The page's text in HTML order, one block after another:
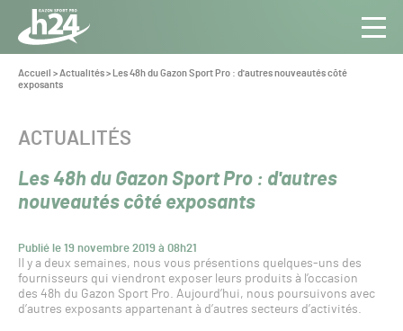
Panneau de gestion des cookies
Aller au contenu
Toute
l’info
du Gazon
Vous
êtes
Accueil >Actualités>
Les 48h du Gazon Sport Pro : d'autres nouveautés côté
exposants
Les 48h du Gazon Sport Pro : d'autres
nouveautés côté exposants
Publié le 19 novembre 2019 à 08h21
CATÉGORIE :
ACTUALITÉS
Il y a deux semaines, nous vous présentions quelques-uns des
fournisseurs qui viendront exposer leurs produits à l’occasion
des 48h du Gazon Sport Pro. Aujourd’hui, nous poursuivons avec
d’autres exposants appartenant à d’autres secteurs d’activités.